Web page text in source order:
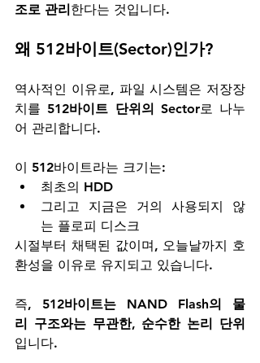
조로 관리한다는 것입니다.
왜 512바이트(Sector)인가?
역사적인 이유로, 파일 시스템은 저장장
치를 512바이트 단위의 Sector로 나누
어 관리합니다.
이 512바이트라는 크기는:
최초의 HDD
그리고 지금은 거의 사용되지 않
는 플로피 디스크
시절부터 채택된 값이며, 오늘날까지 호
환성을 이유로 유지되고 있습니다.
즉, 512바이트는 NAND Flash의 물
리 구조와는 무관한, 순수한 논리 단위
입니다.